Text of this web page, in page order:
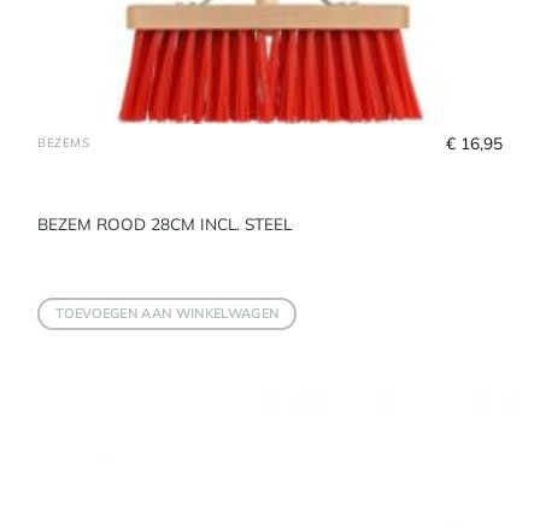
BEZEMS
BEZEM ROOD 28CM INCL. STEEL
€ 16,95
TOEVOEGEN AAN WINKELWAGEN